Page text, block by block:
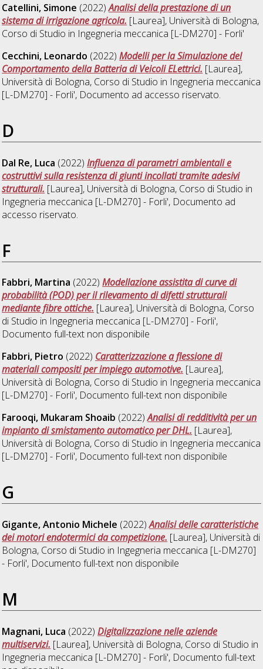
Catellini, Simone (2022)Analisi della prestazione di un
sistema di irrigazione agricola. [Laurea], Università di Bologna,
Corso di Studio in Ingegneria meccanica [L-DM270] - Forli'
Cecchini, Leonardo (2022)Modelli per la Simulazione del
Comportamento della Batteria di Veicoli ELettrici. [Laurea],
Università di Bologna, Corso di Studio in Ingegneria meccanica
[L-DM270] - Forli', Documento ad accesso riservato.
D
Dal Re, Luca (2022)Influenza di parametri ambientali e
costruttivi sulla resistenza di giunti incollati tramite adesivi
strutturali. [Laurea], Università di Bologna, Corso di Studio in
Ingegneria meccanica [L-DM270] - Forli', Documento ad
accesso riservato.
F
Fabbri, Martina (2022)Modellazione assistita di curve di
probabilità (POD) per il rilevamento di difetti strutturali
mediante fibre ottiche. [Laurea], Università di Bologna, Corso
di Studio in Ingegneria meccanica [L-DM270] - Forli',
Documento full-text non disponibile
Fabbri, Pietro (2022) Caratterizzazione a flessione di
materiali compositi per impiego automotive. [Laurea],
Università di Bologna, Corso di Studio in Ingegneria meccanica
[L-DM270] - Forli', Documento full-text non disponibile
Farooqi, Mukaram Shoaib (2022)Analisi di redditività per un
impianto di smistamento automatico per DHL. [Laurea],
Università di Bologna, Corso di Studio in Ingegneria meccanica
[L-DM270] - Forli', Documento full-text non disponibile
G
Gigante, Antonio Michele (2022)Analisi delle caratteristiche
dei motori endotermici da competizione. [Laurea], Università di
Bologna, Corso di Studio in Ingegneria meccanica [L-DM270]
- Forli', Documento full-text non disponibile
M
Magnani, Luca (2022)Digitalizzazione nelle aziende
multiservizi. [Laurea], Università di Bologna, Corso di Studio in
Ingegneria meccanica [L-DM270] - Forli', Documento full-text